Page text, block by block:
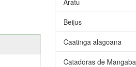
Beijus
Caatinga alagoana
Catadoras de Mangaba